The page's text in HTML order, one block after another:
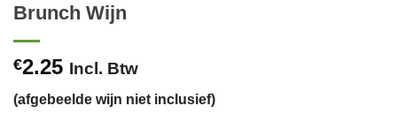
Brunch Wijn
€2.25 Incl. Btw
(afgebeelde wijn niet inclusief)